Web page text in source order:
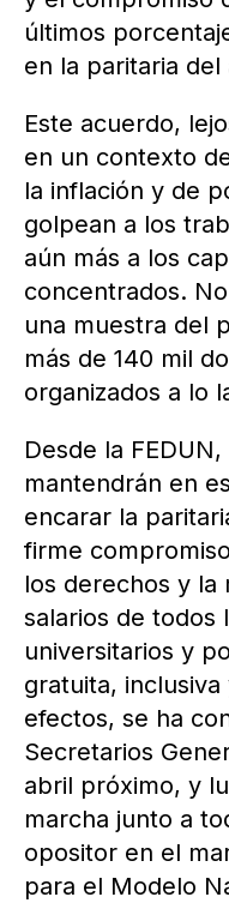
últimos
en la paritaria del
Este acuerdo,
en un contexto
la inflación y de
golpean a los
aún más a los
concentrados.
una muestra del
más de 140 mil
organizados a lo
Desde la
mantendrán en
encarar la
firme
los derechos y la
salarios de todos
universitarios y
gratuita,
efectos, se ha
Secretarios
abril próximo, y
marcha junto a
opositor en el
para el Modelo